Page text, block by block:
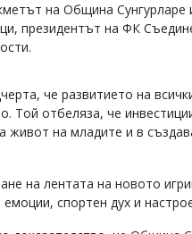
на Община
президентът на ФК
че развитието на
Той отбеляза, че
живот на младите и в
на лентата на новото
спортен дух и